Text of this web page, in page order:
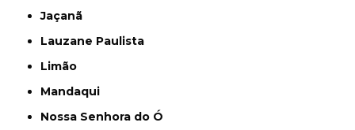
Jaçanã
Lauzane Paulista
Limão
Mandaqui
Nossa Senhora do Ó